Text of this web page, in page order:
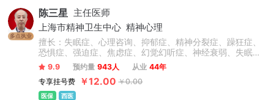
多点执业
陈三星 主任医师
上海市精神卫生中心 精神心理
擅长：失眠症、心理咨询、抑郁症、精神分裂症、躁狂症、
恐惧症、强迫症、焦虑症、幻觉幻听症、神经衰弱、失眠多
梦、脑损伤、精神障碍、青少年抑郁症、双相情感障碍、疑
病症、植物神经紊乱、情绪障碍心理治疗、心理干预、创伤
后应激障碍等精神心理疾病的诊断与精准个性化治疗。擅于
运用心理学原理疏导情绪问题、人际关系问题。
9.9 预约量 943人 从业 44年
专享挂号费
￥12.00 ￥0.00
医保 西医